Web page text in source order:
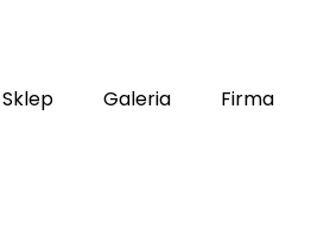
Sklep Galeria Firma